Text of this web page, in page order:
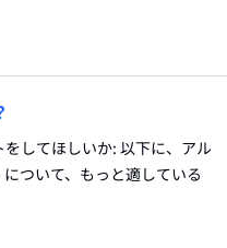
してほしいか: 以下に、アル
ついて、もっと適している